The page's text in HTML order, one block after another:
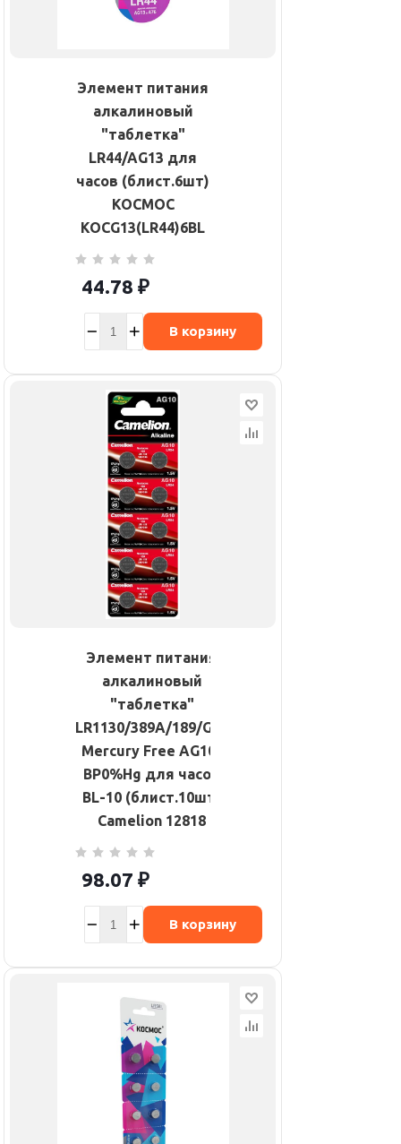
Элемент питания
алкалиновый
"таблетка"
LR44/AG13 для
часов (блист.6шт)
КОСМОС
KOCG13(LR44)6BL
44.78 ₽
В корзину
Элемент питания
алкалиновый
"таблетка"
LR1130/389A/189/G10
Mercury Free AG10-
BP0%Hg для часов
BL-10 (блист.10шт)
Camelion 12818
98.07 ₽
В корзину